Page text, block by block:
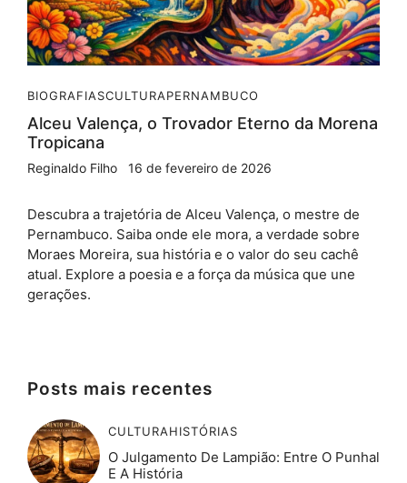
BIOGRAFIASCULTURAPERNAMBUCO
Alceu Valença, o Trovador Eterno da Morena
Tropicana
Reginaldo Filho 16 de fevereiro de 2026
Descubra a trajetória de Alceu Valença, o mestre de
Pernambuco. Saiba onde ele mora, a verdade sobre
Moraes Moreira, sua história e o valor do seu cachê
atual. Explore a poesia e a força da música que une
gerações.
Posts mais recentes
CULTURAHISTÓRIAS
O Julgamento De Lampião: Entre O Punhal
E A História